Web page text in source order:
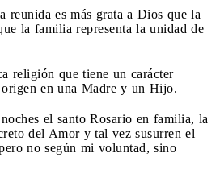
reunida es más grata a Dios que la
la familia representa la unidad de
religión que tiene un carácter
en una Madre y un Hijo.
el santo Rosario en familia, la
del Amor y tal vez susurren el
no según mi voluntad, sino